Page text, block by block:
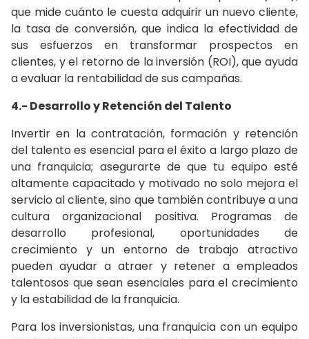
que mide cuánto le cuesta adquirir un nuevo cliente,
la tasa de conversión, que indica la efectividad de
sus esfuerzos en transformar prospectos en
clientes, y el retorno de la inversión (ROI), que ayuda
a evaluar la rentabilidad de sus campañas.
4.- Desarrollo y Retención del Talento
Invertir en la contratación, formación y retención
del talento es esencial para el éxito a largo plazo de
una franquicia; asegurarte de que tu equipo esté
altamente capacitado y motivado no solo mejora el
servicio al cliente, sino que también contribuye a una
cultura organizacional positiva. Programas de
desarrollo profesional, oportunidades de
crecimiento y un entorno de trabajo atractivo
pueden ayudar a atraer y retener a empleados
talentosos que sean esenciales para el crecimiento
y la estabilidad de la franquicia.
Para los inversionistas, una franquicia con un equipo